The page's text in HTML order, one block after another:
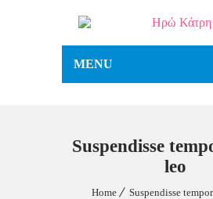
MENU
Suspendisse
leo
Home Suspendisse